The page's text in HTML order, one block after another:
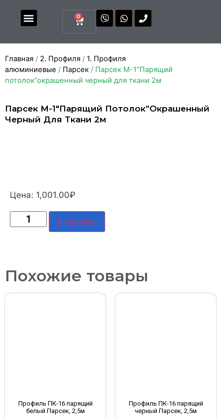
0
Главная / 2. Профиля / 1. Профиля
алюминиевые / Парсек / Парсек М-1″Парящий
потолок”окрашенный черный для ткани 2м
Парсек М-1″Парящий Потолок”окрашенный
Черный Для Ткани 2м
Цена: 1,001.00₽
В корзину
Похожие товары
Профиль ПК-16 парящий
белый Парсек, 2,5м
Профиль ПК-16 парящий
черный Парсек, 2,5м